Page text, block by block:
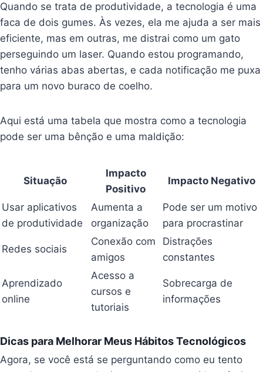
Quando se trata de produtividade, a tecnologia é uma
faca de dois gumes. Às vezes, ela me ajuda a ser mais
eficiente, mas em outras, me distrai como um gato
perseguindo um laser. Quando estou programando,
tenho várias abas abertas, e cada notificação me puxa
para um novo buraco de coelho.
Aqui está uma tabela que mostra como a tecnologia
pode ser uma bênção e uma maldição:
Situação
Impacto
Positivo
Impacto Negativo
Usar aplicativos
de produtividade
Aumenta a
organização
Pode ser um motivo
para procrastinar
Redes sociais
Conexão com
amigos
Distrações
constantes
Aprendizado
online
Acesso a
cursos e
tutoriais
Sobrecarga de
informações
Dicas para Melhorar Meus Hábitos Tecnológicos
Agora, se você está se perguntando como eu tento